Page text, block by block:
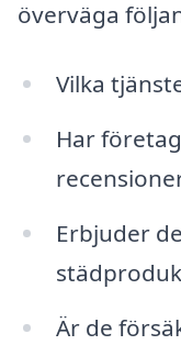
överväga
Vilka
Har
Erbjuder
Är de